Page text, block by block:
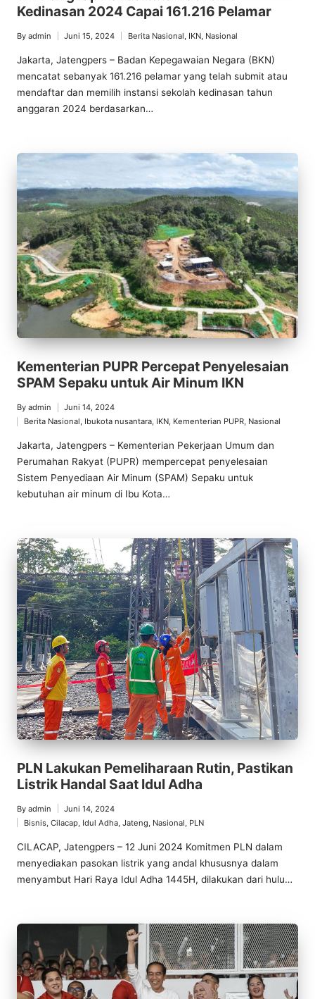
Kedinasan 2024 Capai 161.216 Pelamar
Posted
by
By admin Juni 15, 2024
Posted
in
Berita Nasional, IKN, Nasional
Jakarta, Jatengpers – Badan Kepegawaian Negara (BKN)
mencatat sebanyak 161.216 pelamar yang telah submit atau
mendaftar dan memilih instansi sekolah kedinasan tahun
anggaran 2024 berdasarkan…
Kementerian PUPR Percepat Penyelesaian
SPAM Sepaku untuk Air Minum IKN
Posted
by
By admin Juni 14, 2024
in
Berita Nasional, Ibukota nusantara, IKN, Kementerian PUPR, Nasional
Jakarta, Jatengpers – Kementerian Pekerjaan Umum dan
Perumahan Rakyat (PUPR) mempercepat penyelesaian
Sistem Penyediaan Air Minum (SPAM) Sepaku untuk
kebutuhan air minum di Ibu Kota…
PLN Lakukan Pemeliharaan Rutin, Pastikan
Listrik Handal Saat Idul Adha
Posted
by
By admin Juni 14, 2024
Posted
in
Bisnis, Cilacap, Idul Adha, Jateng Nasional PLN
CILACAP, Jatengpers – 12 Juni 2024 Komitmen PLN dalam
menyediakan pasokan listrik yang andal khususnya dalam
menyambut Hari Raya Idul Adha 1445H, dilakukan dari hulu…